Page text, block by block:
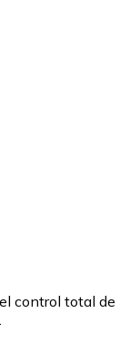
control total de